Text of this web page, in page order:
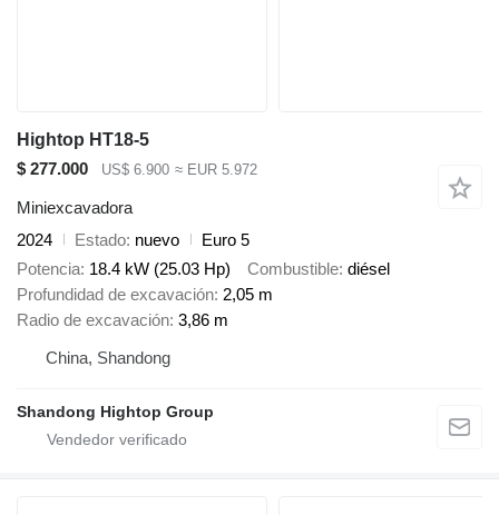
Hightop HT18-5
$ 277.000
US$ 6.900 ≈ EUR 5.972
Miniexcavadora
2024
Estado nuevo
Euro 5
Potencia 18.4 kW (25.03 Hp) Combustible diésel
Profundidad de excavación 2,05 m
Radio de excavación 3,86 m
China, Shandong
Shandong Hightop Group